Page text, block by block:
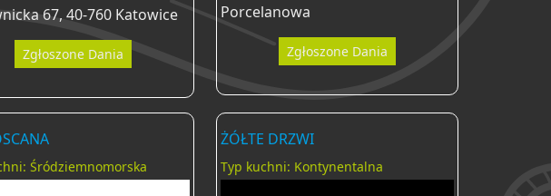
67, 40-760 Katowice
Zgłoszone Dania
Porcelanowa
Zgłoszone Dania
Śródziemnomorska
ŻÓŁTE DRZWI
Typ kuchni: Kontynentalna